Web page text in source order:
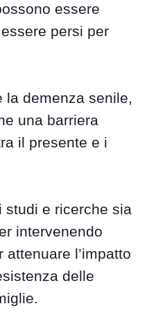
essere
persi per
la demenza senile,
una barriera
il presente e i
studi e ricerche sia
intervenendo
l’impatto
delle